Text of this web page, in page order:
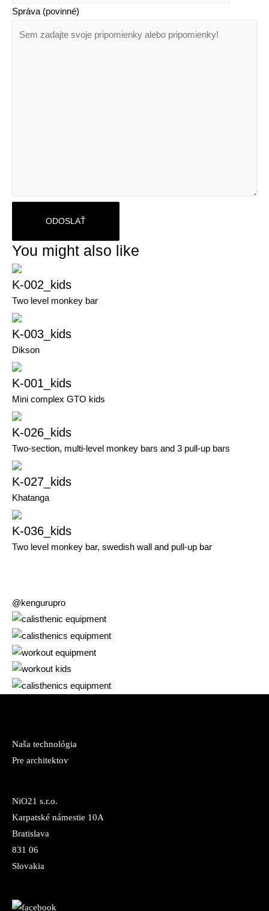
Správa (povinné)
You might also like
K-002_kids
Two level monkey bar
K-003_kids
Dikson
K-001_kids
Mini complex GTO kids
K-026_kids
Two-section, multi-level monkey bars and 3 pull-up bars
K-027_kids
Khatanga
K-036_kids
Two level monkey bar, swedish wall and pull-up bar
@kengurupro
Naša technológia
Pre architektov
NiO21 s.r.o.
Karpatské námestie 10A
Bratislava
831 06
Slovakia